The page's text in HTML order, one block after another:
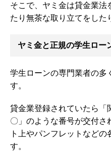
そこで、ヤミ金は貸金業法
たり無茶な取り立てをした
ヤミ金と正規の学生ロー
学生ローンの専門業者の多
す。
貸金業登録されていたら
〇」のような番号が交付さ
ト上やパンフレットなど
す。